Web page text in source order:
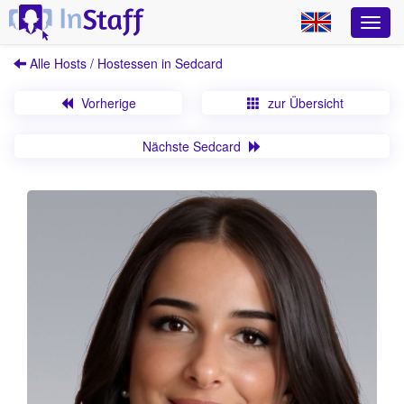
Alle Hosts / Hostessen in Sedcard
Vorherige zur Übersicht
Nächste Sedcard